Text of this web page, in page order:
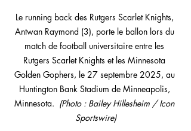
Le running back des Rutgers Scarlet Knights,
Antwan Raymond (3), porte le ballon lors du
match de football universitaire entre les
Rutgers Scarlet Knights et les Minnesota
Golden Gophers, le 27 septembre 2025, au
Huntington Bank Stadium de Minneapolis,
Minnesota. (Photo : Bailey Hillesheim / Icon
Sportswire)